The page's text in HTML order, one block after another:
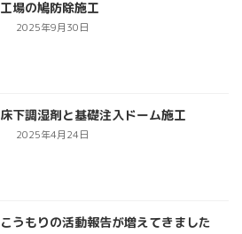
工場の鳩防除施工
2025年9月30日
床下調湿剤と基礎注入ドーム施工
2025年4月24日
こうもりの活動報告が増えてきました